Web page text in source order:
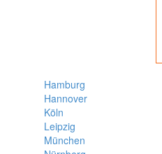
Hamburg
Hannover
Köln
Leipzig
München